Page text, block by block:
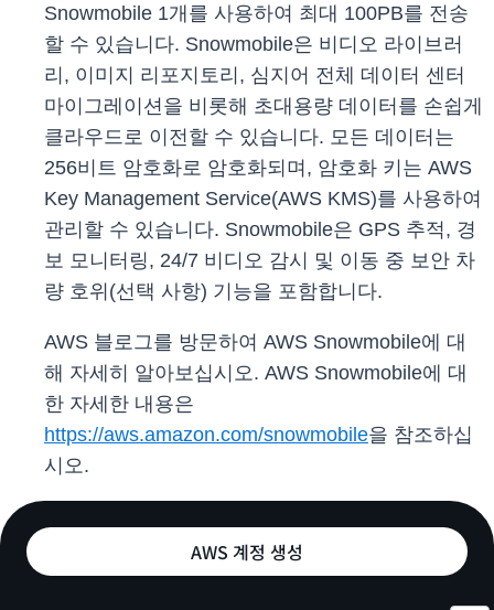
Snowmobile 1개를 사용하여 최대 100PB를 전송
할 수 있습니다. Snowmobile은 비디오 라이브러
리, 이미지 리포지토리, 심지어 전체 데이터 센터
마이그레이션을 비롯해 초대용량 데이터를 손쉽게
클라우드로 이전할 수 있습니다. 모든 데이터는
256비트 암호화로 암호화되며, 암호화 키는 AWS
Key Management Service(AWS KMS)를 사용하여
관리할 수 있습니다. Snowmobile은 GPS 추적, 경
보 모니터링, 24/7 비디오 감시 및 이동 중 보안 차
량 호위(선택 사항) 기능을 포함합니다.
AWS 블로그를 방문하여 AWS Snowmobile에 대
해 자세히 알아보십시오. AWS Snowmobile에 대
한 자세한 내용은
https://aws.amazon.com/snowmobile을 참조하십
시오.
AWS 계정 생성